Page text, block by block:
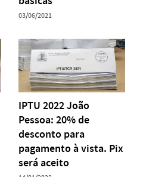
03/06/2021
IPTU 2022 João
Pessoa: 20% de
desconto para
pagamento à vista. Pix
será aceito